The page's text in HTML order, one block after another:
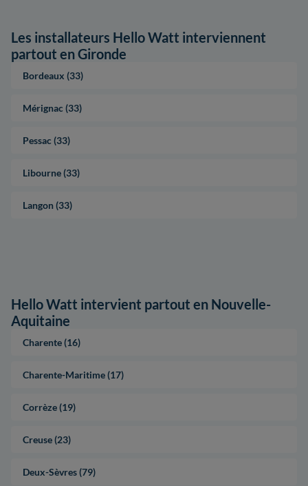
Les installateurs Hello Watt interviennent
partout en Gironde
Bordeaux (33)
Mérignac (33)
Pessac (33)
Libourne (33)
Langon (33)
Hello Watt intervient partout en Nouvelle-
Aquitaine
Charente (16)
Charente-Maritime (17)
Corrèze (19)
Creuse (23)
Deux-Sèvres (79)